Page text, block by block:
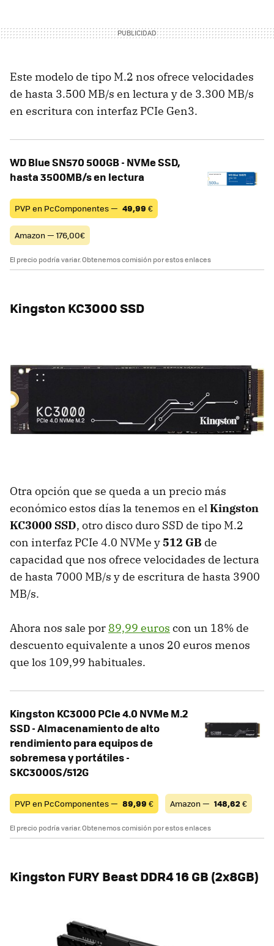
Este modelo de tipo M.2 nos ofrece velocidades
de hasta 3.500 MB/s en lectura y de 3.300 MB/s
en escritura con interfaz PCIe Gen3.
WD Blue SN570 500GB - NVMe SSD,
hasta 3500MB/s en lectura
PVP en PcComponentes — 49,99 €
Amazon — 176,00€
El precio podría variar. Obtenemos comisión por estos enlaces
Kingston KC3000 SSD
Otra opción que se queda a un precio más
económico estos días la tenemos en elKingston
KC3000 SSD, otro disco duro SSD de tipo M.2
con interfaz PCIe 4.0 NVMe y512 GB de
capacidad que nos ofrece velocidades de lectura
de hasta 7000 MB/s y de escritura de hasta 3900
MB/s.
Ahora nos sale por 89,99 euros con un 18% de
descuento equivalente a unos 20 euros menos
que los 109,99 habituales.
Kingston KC3000 PCIe 4.0 NVMe M.2
SSD - Almacenamiento de alto
rendimiento para equipos de
sobremesa y portátiles -
SKC3000S/512G
PVP en PcComponentes — 89,99 € Amazon — 148,62 €
El precio podría variar. Obtenemos comisión por estos enlaces
Kingston FURY Beast DDR4 16 GB (2x8GB)